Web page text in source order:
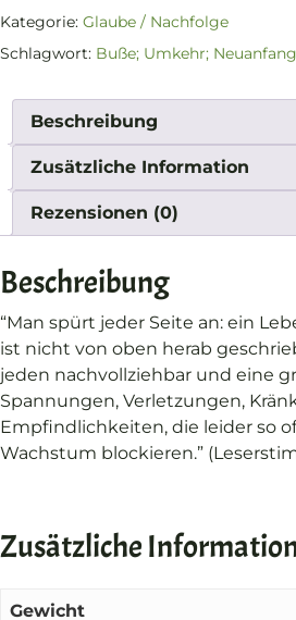
Kategorie: Glaube / Nachfolge
Schlagwort: Buße; Umkehr; Neuanfang
Beschreibung
Zusätzliche Information
Rezensionen (0)
Beschreibung
“Man spürt jeder Seite an: ein
ist nicht von oben herab
jeden nachvollziehbar und eine
Spannungen, Verletzungen,
Empfindlichkeiten, die leider so
Wachstum blockieren.”
Zusätzliche
Gewicht